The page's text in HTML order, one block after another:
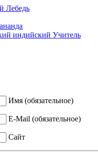
Лебедь
индийский Учитель
Имя (обязательное)
E-Mail (обязательное)
Сайт